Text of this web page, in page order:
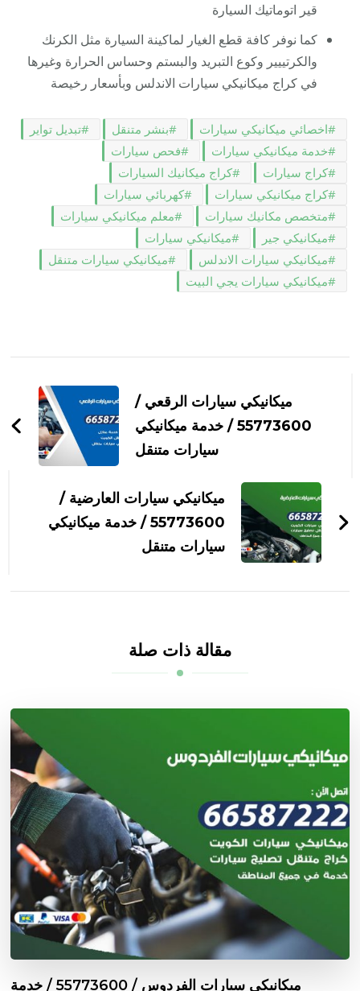
قير اتوماتيك السيارة
كما نوفر كافة قطع الغيار لماكينة السيارة مثل الكرنك
والكرتييير وكوع التبريد والبستم وحساس الحرارة وغيرها
في كراج ميكانيكي سيارات الاندلس وبأسعار رخيصة
اخصائي ميكانيكي سيارات بنشر متنقل
تبديل تواير
خدمة ميكانيكي سيارات
فحص سيارات
كراج سيارات
كراج ميكانيك السيارات
كراج ميكانيكي سيارات
كهربائي سيارات
متخصص مكانيك سيارات
معلم ميكانيكي سيارات
ميكانيكي جير
ميكانيكي سيارات
ميكانيكي سيارات الاندلس
ميكانيكي سيارات متنقل
ميكانيكي سيارات يجي البيت
التدوينات
ميكانيكي سيارات الرقعي /
55773600‬ / خدمة ميكانيكي
سيارات متنقل
ميكانيكي سيارات العارضية /
55773600‬ / خدمة ميكانيكي
سيارات متنقل
مقالة ذات صلة
ميكانيكي سيارات الفردوس / 55773600‬ / خدمة